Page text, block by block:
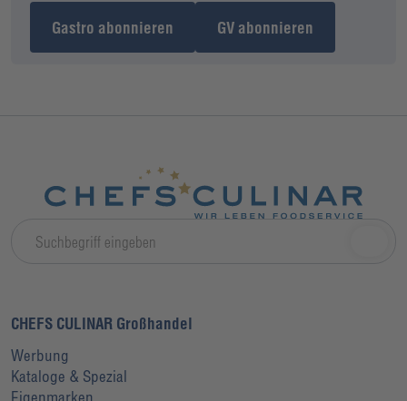
Gastro abonnieren GV abonnieren
CHEFS CULINAR Großhandel
Werbung
Kataloge & Spezial
Eigenmarken